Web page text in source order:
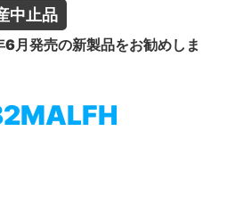
中止品
月発売の新製品をお勧めしま